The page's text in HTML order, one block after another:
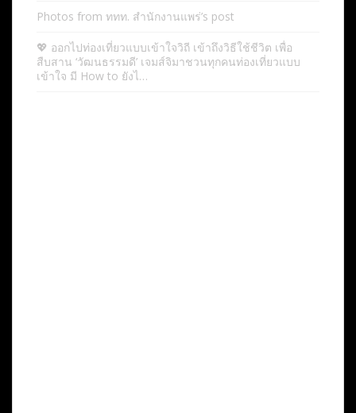
Photos from ททท. สำนักงานแพร่’s post
💖 ออกไปท่องเที่ยวแบบเข้าใจวิถี เข้าถึงวิธีใช้ชีวิต เพื่อ
สืบสาน ‘วัฒนธรรมดี’ เจมส์จิมาชวนทุกคนท่องเที่ยวแบบ
เข้าใจ มี How to ยังไ…